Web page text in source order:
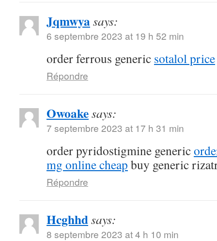
Jqmwyasays:
6 septembre 2023 at 19 h 52 min
order ferrous generic sotalol price
Répondre
Owoakesays:
7 septembre 2023 at 17 h 31 min
order pyridostigmine generic
mg online cheap buy generic
Répondre
Hcghhdsays:
8 septembre 2023 at 4 h 10 min